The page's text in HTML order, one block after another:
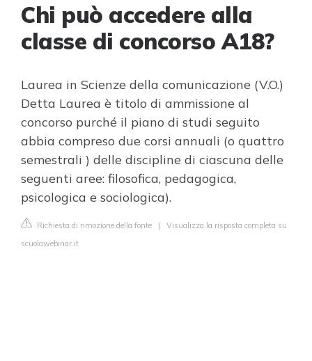
Chi può accedere alla
classe di concorso A18?
Laurea in Scienze della comunicazione (V.O.)
Detta Laurea è titolo di ammissione al
concorso purché il piano di studi seguito
abbia compreso due corsi annuali (o quattro
semestrali ) delle discipline di ciascuna delle
seguenti aree: filosofica, pedagogica,
psicologica e sociologica).
Richiesta di rimozione della fonte | Visualizza la risposta completa su
scuolawebinar.it